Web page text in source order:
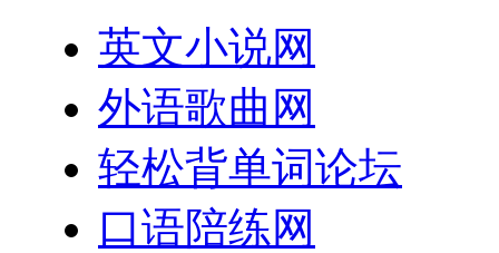
英文小说网
外语歌曲网
轻松背单词论坛
口语陪练网